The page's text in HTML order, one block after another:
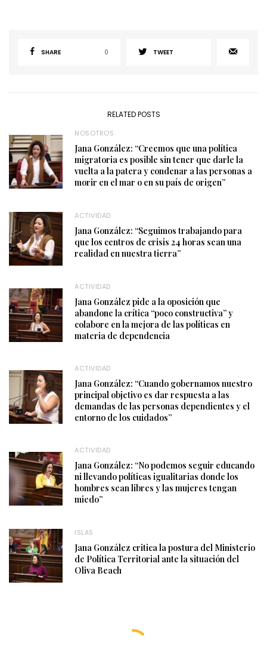
SHARE 0 TWEET
RELATED POSTS
NOSOTROS
Jana González: “Creemos que una política
migratoria es posible sin tener que darle la
vuelta a la patera y condenar a las personas a
morir en el mar o en su país de origen”
ACTIVIDAD
Jana González: “Seguimos trabajando para
que los centros de crisis 24 horas sean una
realidad en nuestra tierra”
ACTIVIDAD
Jana González pide a la oposición que
abandone la crítica “poco constructiva” y
colabore en la mejora de las políticas en
materia de dependencia
ACTIVIDAD
Jana González: “Cuando gobernamos nuestro
principal objetivo es dar respuesta a las
demandas de las personas dependientes y el
entorno de los cuidados”
ACTIVIDAD
Jana González: “No podemos seguir educando
ni llevando políticas igualitarias donde los
hombres sean libres y las mujeres tengan
miedo”
ISLAS
Jana González critica la postura del Ministerio
de Política Territorial ante la situación del
Oliva Beach